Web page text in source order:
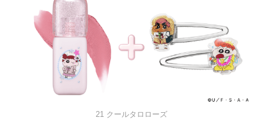
21 クールタロローズ